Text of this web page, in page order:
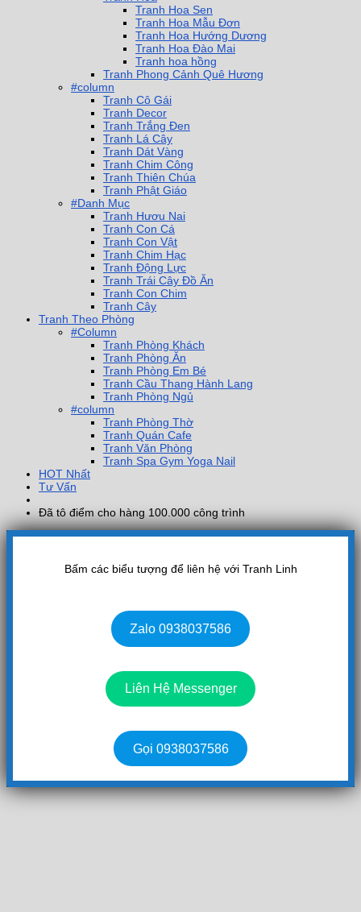
Tranh Hoa Sen
Tranh Hoa Mẫu Đơn
Tranh Hoa Hướng Dương
Tranh Hoa Đào Mai
Tranh hoa hồng
Tranh Phong Cảnh Quê Hương
#column
Tranh Cô Gái
Tranh Decor
Tranh Trắng Đen
Tranh Lá Cây
Tranh Dát Vàng
Tranh Chim Công
Tranh Thiên Chúa
Tranh Phật Giáo
#Danh Mục
Tranh Hươu Nai
Tranh Con Cá
Tranh Con Vật
Tranh Chim Hạc
Tranh Động Lực
Tranh Trái Cây Đồ Ăn
Tranh Con Chim
Tranh Cây
Tranh Theo Phòng
#Column
Tranh Phòng Khách
Tranh Phòng Ăn
Tranh Phòng Em Bé
Tranh Cầu Thang Hành Lang
Tranh Phòng Ngủ
#column
Tranh Phòng Thờ
Tranh Quán Cafe
Tranh Văn Phòng
Tranh Spa Gym Yoga Nail
HOT Nhất
Tư Vấn
Đã tô điểm cho hàng 100.000 công trình
Bấm các biểu tượng để liên hệ với Tranh Linh
Zalo 0938037586
Liên Hệ Messenger
Gọi 0938037586